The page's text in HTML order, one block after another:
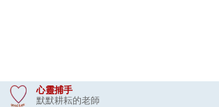
心靈捕手
默默耕耘的老師